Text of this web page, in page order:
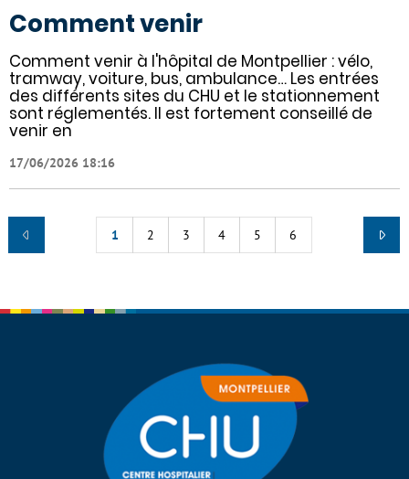
Comment venir
Comment venir à l'hôpital de Montpellier : vélo,
tramway, voiture, bus, ambulance… Les entrées
des différents sites du CHU et le stationnement
sont réglementés. Il est fortement conseillé de
venir en
17/06/2026 18:16
1 2 3 4 5 6